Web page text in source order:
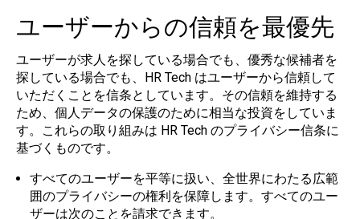
ユーザーからの信頼を最優先
ユーザーが求人を探している場合でも、優秀な候補者を
探している場合でも、HR Tech はユーザーから信頼して
いただくことを信条としています。その信頼を維持する
ため、個人データの保護のために相当な投資をしていま
す。これらの取り組みは HR Tech のプライバシー信条に
基づくものです。
すべてのユーザーを平等に扱い、全世界にわたる広範
囲のプライバシーの権利を保障します。すべてのユー
ザーは次のことを請求できます。